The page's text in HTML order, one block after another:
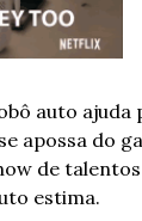
auto ajuda
apossa do
de talentos
estima.